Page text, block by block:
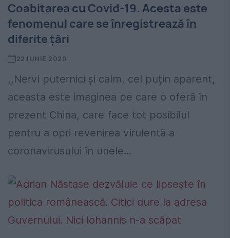
Coabitarea cu Covid-19. Acesta este
fenomenul care se înregistrează în
diferite țări
22 IUNIE 2020
,,Nervi puternici și calm, cel puțin aparent,
aceasta este imaginea pe care o oferă în
prezent China, care face tot posibilul
pentru a opri revenirea virulentă a
coronavirusului în unele...